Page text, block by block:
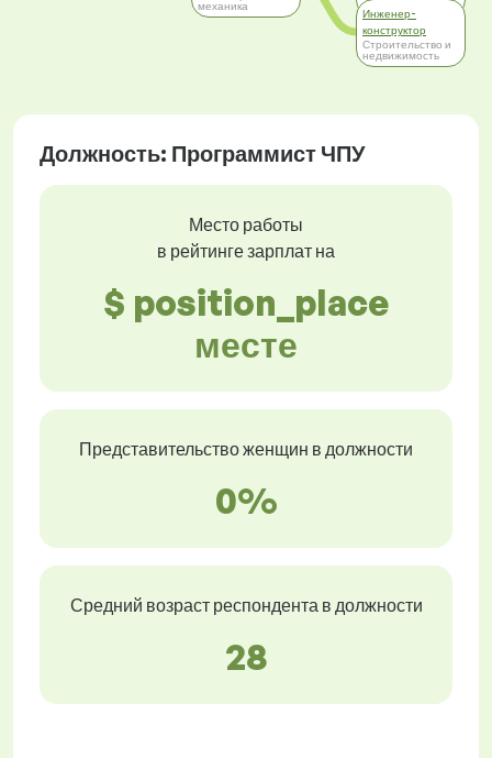
механика
механика
Инженер-
конструктор
Строительство и
недвижимость
Должность: Программист ЧПУ
Место работы
в рейтинге зарплат на
$ position_place
месте
Представительство женщин в должности
0%
Средний возраст респондента в должности
28